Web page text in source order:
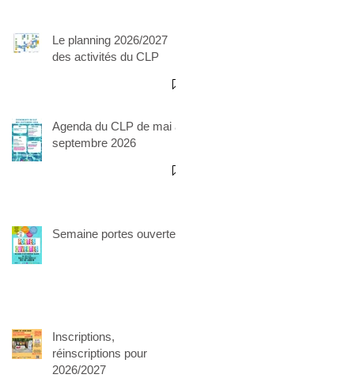
Le planning 2026/2027
des activités du CLP
Agenda du CLP de mai à
septembre 2026
Semaine portes ouvertes
Inscriptions,
réinscriptions pour
2026/2027